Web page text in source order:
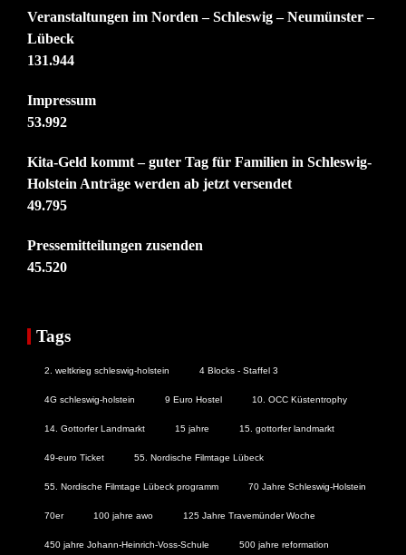
Veranstaltungen im Norden – Schleswig – Neumünster –
Lübeck
131.944
Impressum
53.992
Kita-Geld kommt – guter Tag für Familien in Schleswig-
Holstein Anträge werden ab jetzt versendet
49.795
Pressemitteilungen zusenden
45.520
Tags
2. weltkrieg schleswig-holstein 4 Blocks - Staffel 3
4G schleswig-holstein 9 Euro Hostel 10. OCC Küstentrophy
14. Gottorfer Landmarkt 15 jahre 15. gottorfer landmarkt
49-euro Ticket 55. Nordische Filmtage Lübeck
55. Nordische Filmtage Lübeck programm 70 Jahre Schleswig-Holstein
70er 100 jahre awo 125 Jahre Travemünder Woche
450 jahre Johann-Heinrich-Voss-Schule 500 jahre reformation